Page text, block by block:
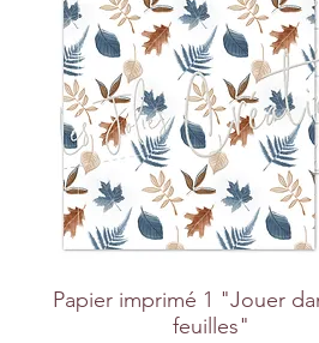
Papier imprimé 1 "Jouer
feuilles"